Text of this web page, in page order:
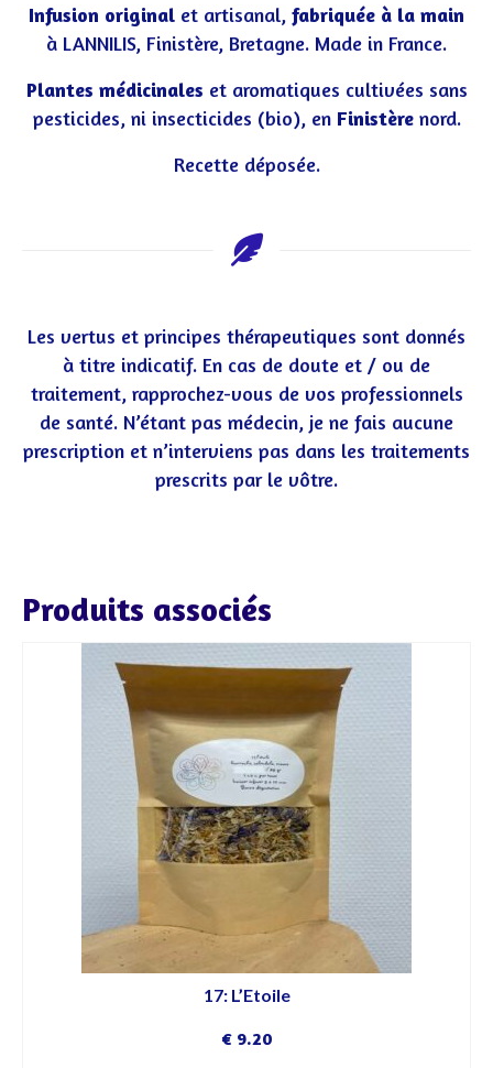
Infusion original et artisanal, fabriquée à la main
à LANNILIS, Finistère, Bretagne. Made in France.
Plantes médicinales et aromatiques cultivées sans
pesticides, ni insecticides (bio), en Finistèrenord.
Recette déposée.
Les vertus et principes thérapeutiques sont donnés
à titre indicatif. En cas de doute et / ou de
traitement, rapprochez-vous de vos professionnels
de santé. N’étant pas médecin, je ne fais aucune
prescription et n’interviens pas dans les traitements
prescrits par le vôtre.
Produits associés
17: L’Etoile
€9.20